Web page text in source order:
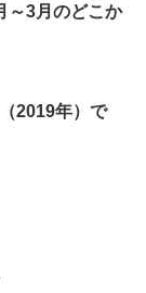
～3月のどこか
2019年）で